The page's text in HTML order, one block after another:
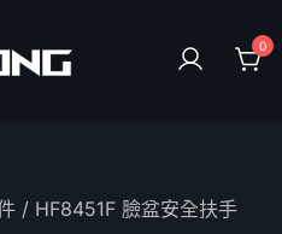
0
/ HF8451F 臉盆安全扶手